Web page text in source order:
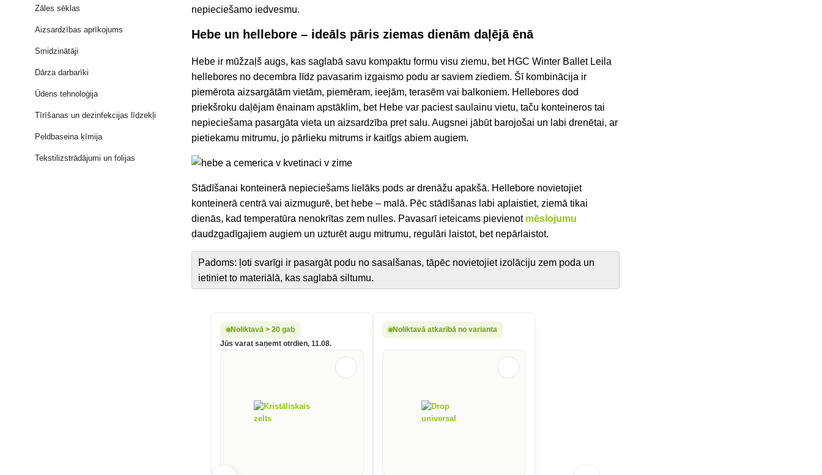
Zāles sēklas
Aizsardzības aprīkojums
Smidzinātāji
Dārza darbarīki
Ūdens tehnoloģija
Tīrīšanas un dezinfekcijas līdzekļi
Peldbaseina ķīmija
Tekstilizstrādājumi un folijas
nepieciešamo iedvesmu.
Hebe un hellebore – ideāls pāris ziemas dienām daļējā ēnā
Hebe ir mūžzaļš augs, kas saglabā savu kompaktu formu visu ziemu, bet HGC Winter Ballet Leila
hellebores no decembra līdz pavasarim izgaismo podu ar saviem ziediem. Šī kombinācija ir
piemērota aizsargātām vietām, piemēram, ieejām, terasēm vai balkoniem. Hellebores dod
priekšroku daļējam ēnainam apstāklim, bet Hebe var paciest saulainu vietu, taču konteineros tai
nepieciešama pasargāta vieta un aizsardzība pret salu. Augsnei jābūt barojošai un labi drenētai, ar
pietiekamu mitrumu, jo pārlieku mitrums ir kaitīgs abiem augiem.
Stādīšanai konteinerā nepieciešams lielāks pods ar drenāžu apakšā. Hellebore novietojiet
konteinerā centrā vai aizmugurē, bet hebe – malā. Pēc stādīšanas labi aplaistiet, ziemā tikai
dienās, kad temperatūra nenokrītas zem nulles. Pavasarī ieteicams pievienot mēslojumu
daudzgadīgajiem augiem un uzturēt augu mitrumu, regulāri laistot, bet nepārlaistot.
Padoms: ļoti svarīgi ir pasargāt podu no sasalšanas, tāpēc novietojiet izolāciju zem poda un
ietiniet to materiālā, kas saglabā siltumu.
Noliktavā > 20 gab
Jūs varat saņemt otrdien, 11.08.
Noliktavā atkarībā no varianta